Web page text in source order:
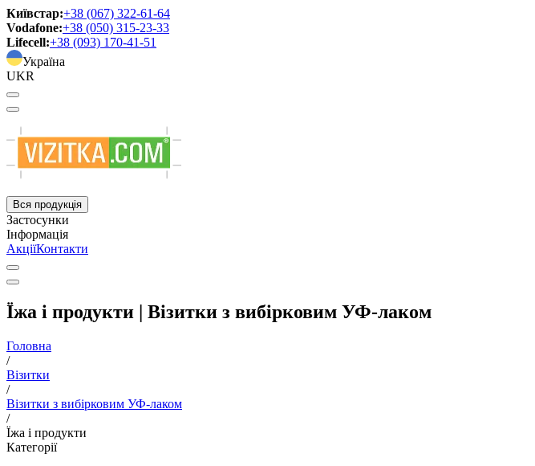
Київстар:+38 (067) 322-61-64
Vodafone:+38 (050) 315-23-33
Lifecell:+38 (093) 170-41-51
Україна
UKR
Вся продукція
Застосунки
Інформація
АкціїКонтакти
Їжа і продукти | Візитки з вибірковим УФ-лаком
Головна
/
Візитки
/
Візитки з вибірковим УФ-лаком
/
Їжа і продукти
Категорії